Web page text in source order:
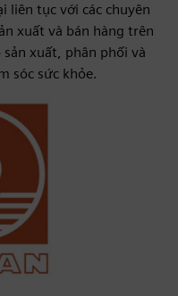
liên tục với các chuyên
xuất và bán hàng trên
sản xuất, phân phối và
sóc sức khỏe.